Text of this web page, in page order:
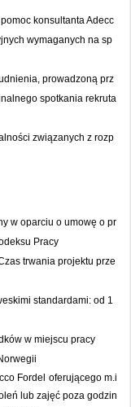
konsultanta Adecc
wymaganych na sp
prowadzoną prz
spotkania rekruta
związanych z rozp
w oparciu o umowę o pr
Pracy
trwania projektu prze
standardami: od 1
w miejscu pracy
Fordel oferującego m.i
lub zajęć poza godzin